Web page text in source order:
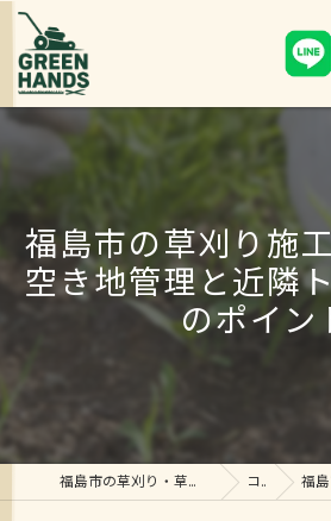
福島市の草刈り施
空き地管理と近隣
のポイン
福島市の草刈り・草むしり・剪定ならグリーンハンズ コラム 福島市の